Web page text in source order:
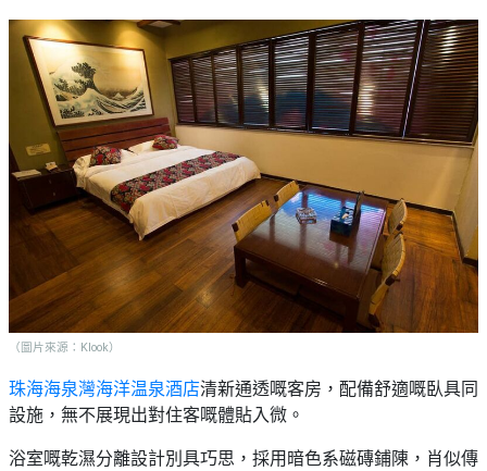
（圖片來源：Klook）
珠海海泉灣海洋温泉酒店清新通透嘅客房，配備舒適嘅臥具同
設施，無不展現出對住客嘅體貼入微。
浴室嘅乾濕分離設計別具巧思，採用暗色系磁磚鋪陳，肖似傳